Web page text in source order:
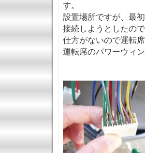
す。
設置場所ですが、最
接続しようとしたの
仕方がないので運転
運転席のパワーウィ